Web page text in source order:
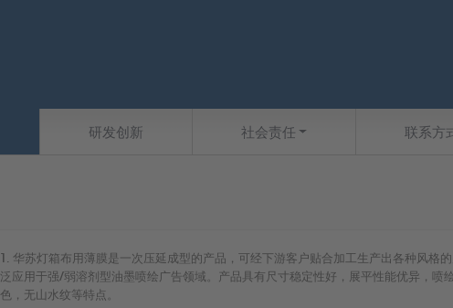
研发创新 社会责任 联系方
1. 华苏灯箱布用薄膜是一次压延成型的产品，可经下游客户贴合加工生产出各种风格
泛应用于强/弱溶剂型油墨喷绘广告领域。产品具有尺寸稳定性好，展平性能优异，喷
色，无山水纹等特点。